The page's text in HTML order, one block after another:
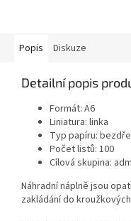
Popis Diskuze
Detailní popis
Formát: A6
Liniatura: linka
Typ papíru:
Počet listů: 100
Cílová skupina:
Náhradní náplně jsou
zakládání do